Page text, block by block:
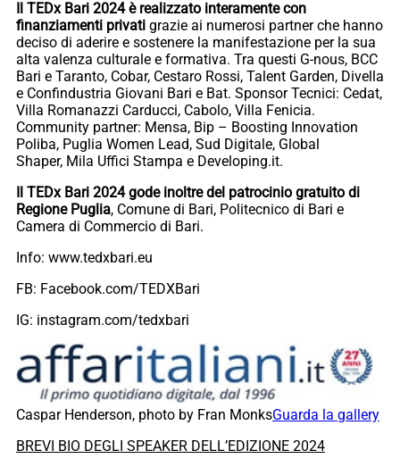
Il TEDx Bari 2024 è realizzato interamente con
finanziamenti privati grazie ai numerosi partner che hanno
deciso di aderire e sostenere la manifestazione per la sua
alta valenza culturale e formativa. Tra questi G-nous, BCC
Bari e Taranto, Cobar, Cestaro Rossi, Talent Garden, Divella
e Confindustria Giovani Bari e Bat. Sponsor Tecnici: Cedat,
Villa Romanazzi Carducci, Cabolo, Villa Fenicia.
Community partner: Mensa, Bip – Boosting Innovation
Poliba, Puglia Women Lead, Sud Digitale, Global
Shaper, Mila Uffici Stampa e Developing.it.
Il TEDx Bari 2024 gode inoltre del patrocinio gratuito di
Regione Puglia, Comune di Bari, Politecnico di Bari e
Camera di Commercio di Bari.
Info: www.tedxbari.eu
FB: Facebook.com/TEDXBari
IG: instagram.com/tedxbari
Caspar Henderson, photo by Fran MonksGuarda la gallery
BREVI BIO DEGLI SPEAKER DELL’EDIZIONE 2024